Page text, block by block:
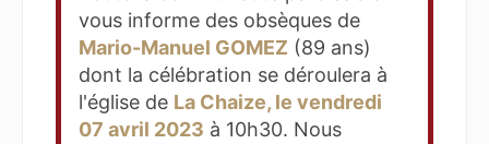
vous informe des obsèques de
Mario-Manuel GOMEZ (89 ans)
dont la célébration se déroulera à
l'église de La Chaize, le vendredi
07 avril 2023 à 10h30. Nous